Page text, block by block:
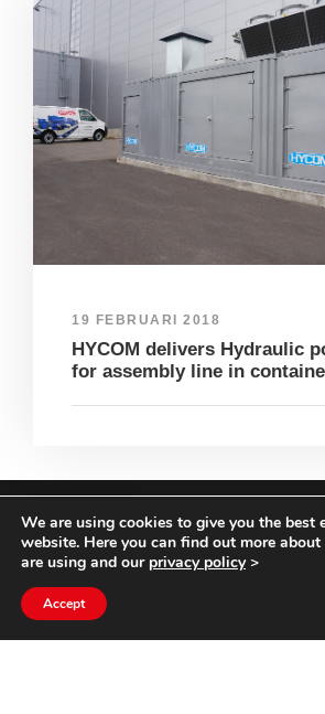
19 FEBRUARI 2018
HYCOM delivers Hydraulic
for assembly line in
COPYRIGHT HYCOM ALL
IMPRINT|TERMS &
We are using cookies to give you the best
website. Here you can find out more
are using and our privacy policy>
Accept